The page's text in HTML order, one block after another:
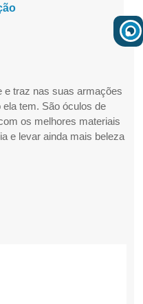
e traz nas suas armações
tem. São óculos de
os melhores materiais
e levar ainda mais beleza